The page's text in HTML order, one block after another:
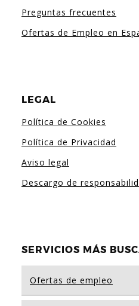
Preguntas frecuentes
Ofertas de Empleo en
LEGAL
Política de Cookies
Política de Privacidad
Aviso legal
Descargo de
SERVICIOS MÁS
Ofertas de empleo